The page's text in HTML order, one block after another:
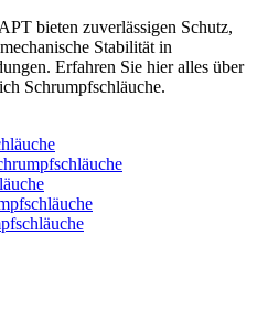
bieten zuverlässigen Schutz,
Stabilität in
Erfahren Sie hier alles über
Schrumpfschläuche.